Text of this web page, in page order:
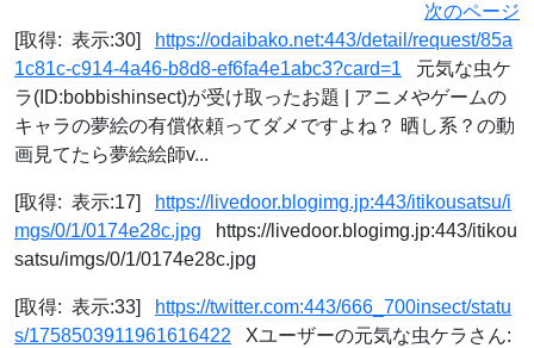
次のページ
[取得: 表示:30]
https://odaibako.net:443/detail/request/85a
1c81c-c914-4a46-b8d8-ef6fa4e1abc3?card=1 元気な虫ケ
ラ(ID:bobbishinsect)が受け取ったお題 | アニメやゲームの
キャラの夢絵の有償依頼ってダメですよね？ 晒し系？の動
画見てたら夢絵絵師v...
[取得: 表示:17]
https://livedoor.blogimg.jp:443/itikousatsu/i
mgs/0/1/0174e28c.jpg https://livedoor.blogimg.jp:443/itikou
satsu/imgs/0/1/0174e28c.jpg
[取得: 表示:33]
https://twitter.com:443/666_700insect/statu
s/1758503911961616422 Xユーザーの元気な虫ケラさん: